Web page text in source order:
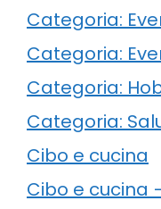
Categoria:
Categoria:
Categoria:
Categoria:
Cibo e cucina
Cibo e cucina